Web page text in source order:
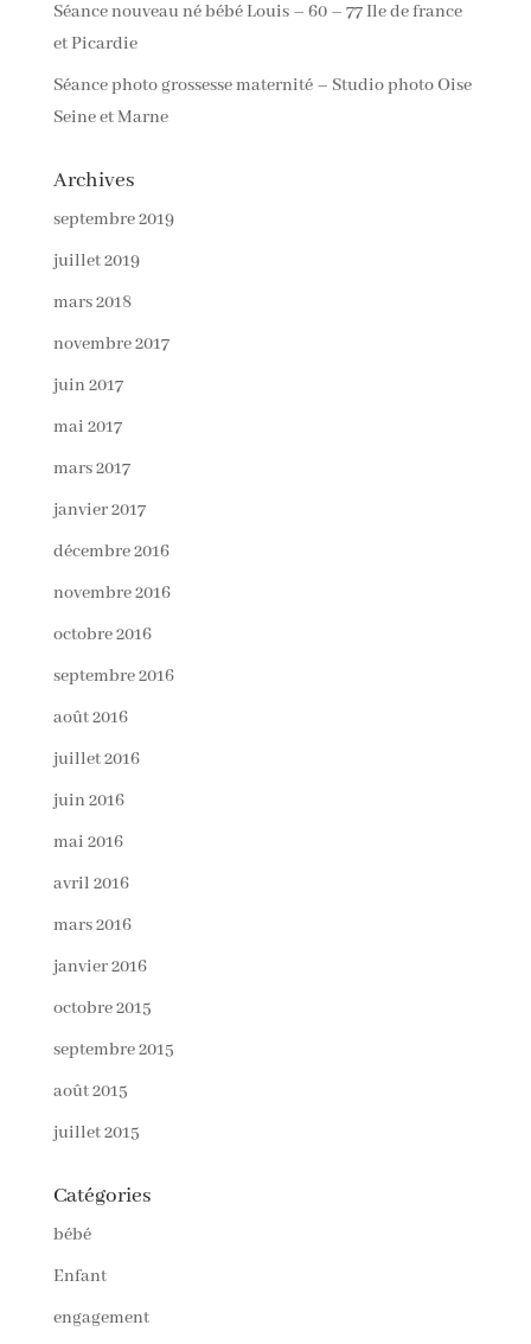
Séance nouveau né bébé Louis – 60 – 77 Ile de france
et Picardie
Séance photo grossesse maternité – Studio photo Oise
Seine et Marne
Archives
septembre 2019
juillet 2019
mars 2018
novembre 2017
juin 2017
mai 2017
mars 2017
janvier 2017
décembre 2016
novembre 2016
octobre 2016
septembre 2016
août 2016
juillet 2016
juin 2016
mai 2016
avril 2016
mars 2016
janvier 2016
octobre 2015
septembre 2015
août 2015
juillet 2015
Catégories
bébé
Enfant
engagement